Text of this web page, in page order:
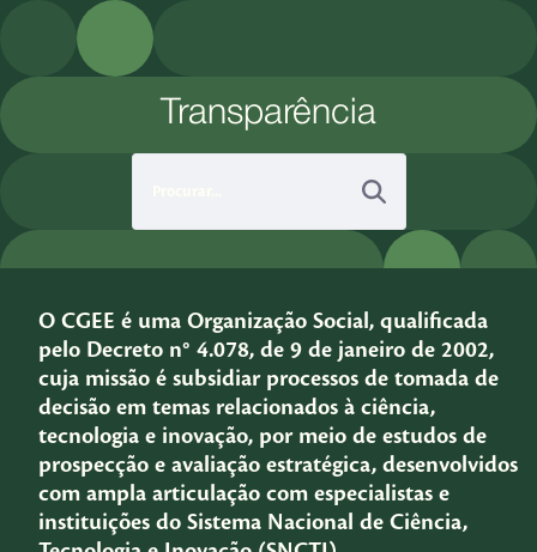
Pular para o Conteúdo principal
Transparência
O CGEE é uma Organização Social, qualificada
pelo Decreto n° 4.078, de 9 de janeiro de 2002,
cuja missão é subsidiar processos de tomada de
decisão em temas relacionados à ciência,
tecnologia e inovação, por meio de estudos de
prospecção e avaliação estratégica, desenvolvidos
com ampla articulação com especialistas e
instituições do Sistema Nacional de Ciência,